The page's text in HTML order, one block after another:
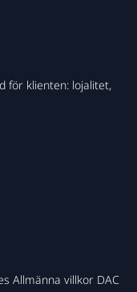
för klienten: lojalitet,
Allmänna villkor DAC